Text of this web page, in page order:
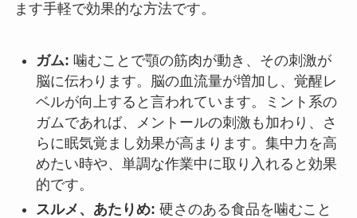
ます手軽で効果的な方法です。
ガム: 噛むことで顎の筋肉が動き、その刺激が
脳に伝わります。脳の血流量が増加し、覚醒レ
ベルが向上すると言われています。ミント系の
ガムであれば、メントールの刺激も加わり、さ
らに眠気覚まし効果が高まります。集中力を高
めたい時や、単調な作業中に取り入れると効果
的です。
スルメ、あたりめ: 硬さのある食品を噛むこと